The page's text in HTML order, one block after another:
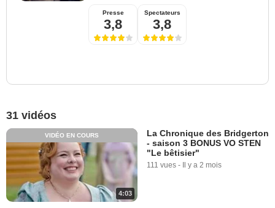
Presse
3,8
Spectateurs
3,8
31 vidéos
4:03
VIDÉO EN COURS
La Chronique des Bridgerton
- saison 3 BONUS VO STEN
"Le bêtisier"
111 vues - Il y a 2 mois